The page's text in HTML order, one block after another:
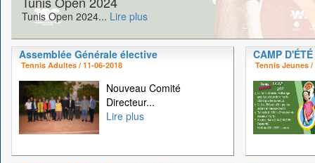
Tunis Open 2024... Lire plus
Assemblée Générale élective
Tennis Adultes / 11-06-2018
Nouveau Comité
Directeur...
Lire plus
CAMP
Tennis Jeunes /